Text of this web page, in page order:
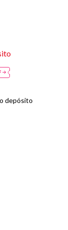
depósito